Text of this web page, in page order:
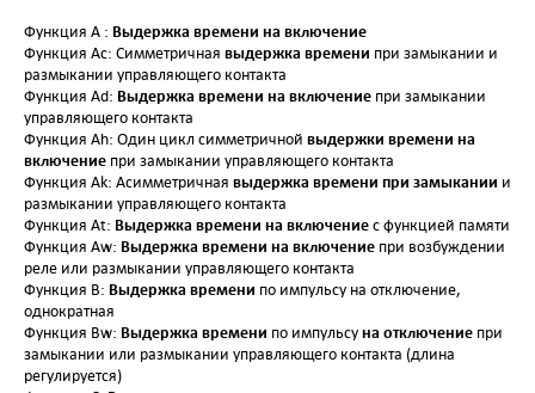
Функция A : Выдержка времени на включение
Функция Ac: Симметричная выдержка времени при замыкании и
размыкании управляющего контакта
Функция Ad: Выдержка времени на включение при замыкании
управляющего контакта
Функция Ah: Один цикл симметричной выдержки времени на
включение при замыкании управляющего контакта
Функция Ak: Асимметричная выдержка времени при замыкании и
размыкании управляющего контакта
Функция At: Выдержка времени на включениес функцией памяти
Функция Aw: Выдержка времени на включение при возбуждении
реле или размыкании управляющего контакта
Функция B: Выдержка времени по импульсу на отключение,
однократная
Функция Bw: Выдержка времени по импульсуна отключение при
замыкании или размыкании управляющего контакта (длина
регулируется)